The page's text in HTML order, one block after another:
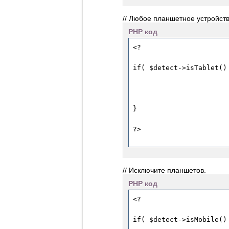
// Любое планшетное
PHP код
// Исключите планшетов.
PHP код